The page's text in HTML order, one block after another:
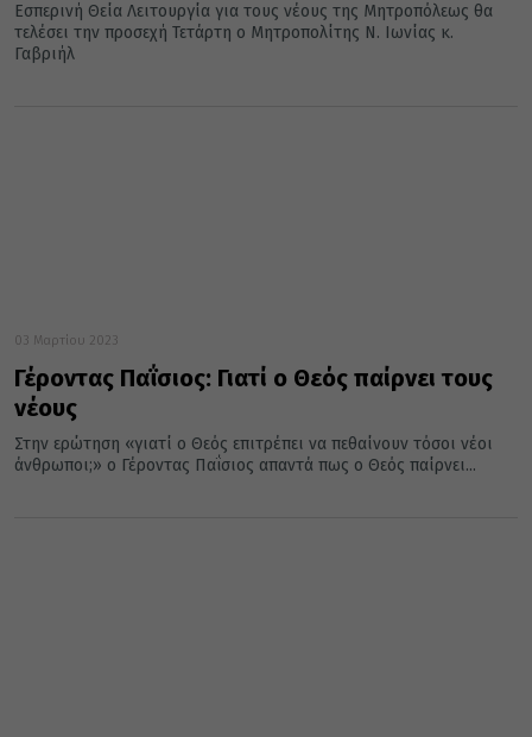
Εσπερινή Θεία Λειτουργία για τους νέους της Μητροπόλεως θα
τελέσει την προσεχή Τετάρτη ο Μητροπολίτης Ν. Ιωνίας κ.
Γαβριήλ
03 Μαρτίου 2023
Γέροντας Παΐσιος: Γιατί ο Θεός παίρνει τους
νέους
Στην ερώτηση «γιατί ο Θεός επιτρέπει να πεθαίνουν τόσοι νέοι
άνθρωποι;» ο Γέροντας Παΐσιος απαντά πως ο Θεός παίρνει...